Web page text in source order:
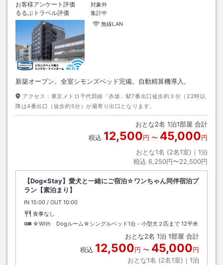
お客様アンケート評価
対象外
るるぶトラベル評価
集計中
無線LAN
新築オープン。全室シモンズベッド完備。自動精算機導入。
アクセス： 東京メトロ千代田線「赤坂」駅7番出口徒歩約３分（22時以
降は4番出口（徒歩約5分）が最寄り出口となります。
おとな2名 1泊1部屋 合計
税込 12,500円 〜 45,000円
おとな1名 (2名1室)｜ 1泊
税込 6,250円〜22,500円
【Dog×Stay】愛犬と一緒にご宿泊☆ワンちゃん同伴宿泊プ
ラン【素泊まり】
IN チェックイン
15:00 / OUT チェックアウト
10:00
食事なし
☆With Dogルーム☆シングルベッド1台－小型犬２匹まで 12平米
おとな2名 1泊 1部屋 合計
税込 12,500円 〜 45,000円
おとな1名 (2名1室)｜ 1泊